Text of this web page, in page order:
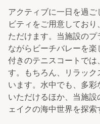
アクティブに一日を過
ビティをご用意してお
ただけます。当施設の
ながらビーチバレーを
付きのテニスコートで
す。もちろん、リラッ
います。水中でも、多
いただけるほか、当施
ェイクの海中世界を探索